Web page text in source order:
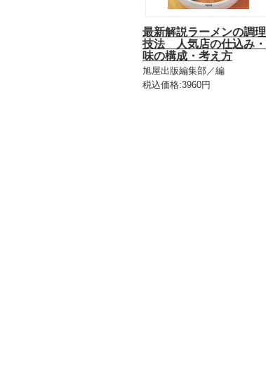
最新解説ラーメンの調理
技法 人気店の仕込み・
味の構成・考え方
旭屋出版編集部／編
税込価格:3960円